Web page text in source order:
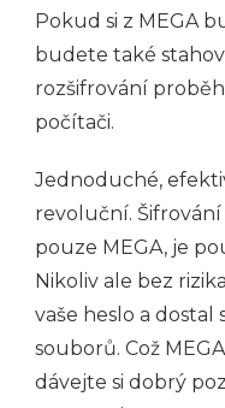
Pokud si z MEGA
budete také
rozšifrování
počítači.
Jednoduché,
revoluční.
pouze MEGA, je
Nikoliv ale bez
vaše heslo a dostal
souborů. Což
dávejte si dobrý